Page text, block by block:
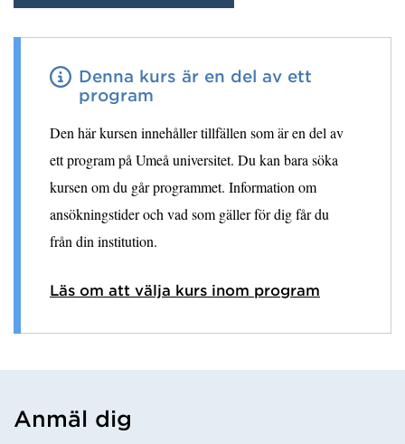
Denna kurs är en del av ett
program
Den här kursen innehåller tillfällen som är en del av
ett program på Umeå universitet. Du kan bara söka
kursen om du går programmet. Information om
ansökningstider och vad som gäller för dig får du
från din institution.
Läs om att välja kurs inom program
Anmäl dig